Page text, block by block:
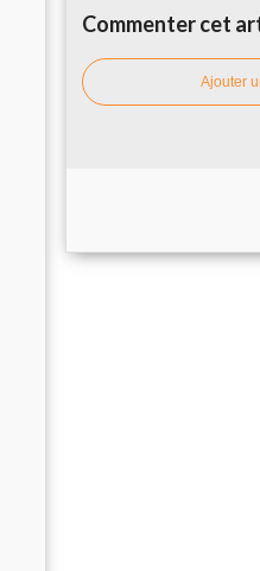
Commenter cet
Ajouter